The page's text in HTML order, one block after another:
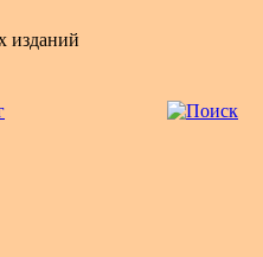
изданий